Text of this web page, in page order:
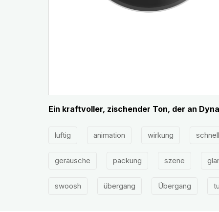
Ein kraftvoller, zischender Ton, der an
luftig animation wirkung
geräusche packung szene
swoosh übergang Übergang